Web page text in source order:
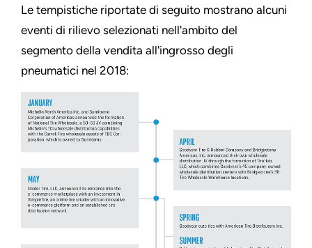
Le tempistiche riportate di seguito mostrano alcuni
eventi di rilievo selezionati nell'ambito del
segmento della vendita all'ingrosso degli
pneumatici nel 2018: